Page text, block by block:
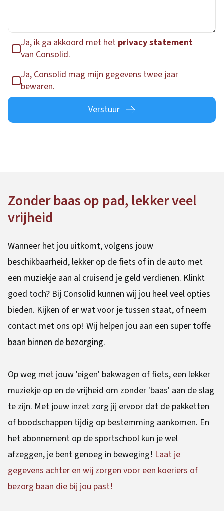
Ja, ik ga akkoord met het privacy statement
van Consolid.
Ja, Consolid mag mijn gegevens twee jaar
bewaren.
Verstuur
Zonder baas op pad, lekker veel
vrijheid
Wanneer het jou uitkomt, volgens jouw
beschikbaarheid, lekker op de fiets of in de auto met
een muziekje aan al cruisend je geld verdienen. Klinkt
goed toch? Bij Consolid kunnen wij jou heel veel opties
bieden. Kijken of er wat voor je tussen staat, of neem
contact met ons op! Wij helpen jou aan een super toffe
baan binnen de bezorging.
Op weg met jouw 'eigen' bakwagen of fiets, een lekker
muziekje op en de vrijheid om zonder 'baas' aan de slag
te zijn. Met jouw inzet zorg jij ervoor dat de pakketten
of boodschappen tijdig op bestemming aankomen. En
het abonnement op de sportschool kun je wel
afzeggen, je bent genoeg in beweging! Laat je
gegevens achter en wij zorgen voor een koeriers of
bezorg baan die bij jou past!